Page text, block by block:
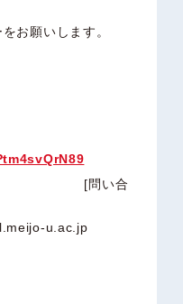
お願いします。
[問い合
u.ac.jp